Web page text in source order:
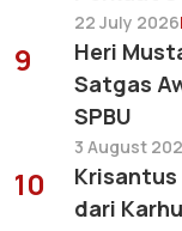
22 July 2026
9
Heri
Satgas
SPBU
3 August
10
Krisantus
dari